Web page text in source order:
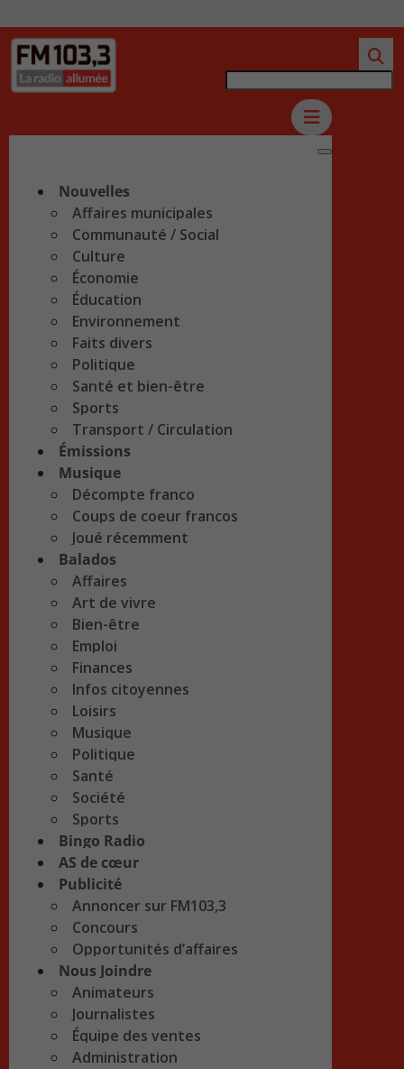
Nouvelles
Affaires municipales
Communauté / Social
Culture
Économie
Éducation
Environnement
Faits divers
Politique
Santé et bien-être
Sports
Transport / Circulation
Émissions
Musique
Décompte franco
Coups de coeur francos
Joué récemment
Balados
Affaires
Art de vivre
Bien-être
Emploi
Finances
Infos citoyennes
Loisirs
Musique
Politique
Santé
Société
Sports
Bingo Radio
AS de cœur
Publicité
Annoncer sur FM103,3
Concours
Opportunités d’affaires
Nous Joindre
Animateurs
Journalistes
Équipe des ventes
Administration